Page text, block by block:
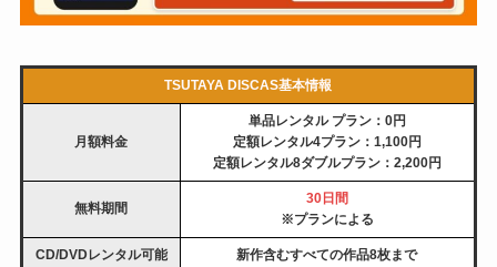
TSUTAYA DISCAS基本情報
月額料金
単品レンタル プラン：0円
定額レンタル4プラン：1,100円
定額レンタル8ダブルプラン：2,200円
無料期間
30日間
※プランによる
CD/DVDレンタル可能
新作含むすべての作品8枚まで